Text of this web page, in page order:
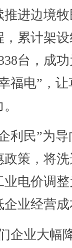
进边境
，累计架
台，成
福电”，
民”为导
政策，将
电价调
企业经营
业大幅